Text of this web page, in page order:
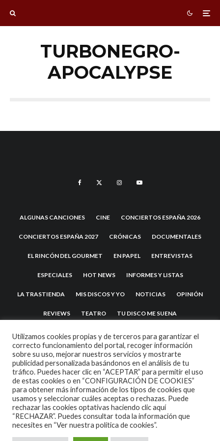
TURBONEGRO-
APOCALYPSE
ALGUNAS CANCIONES CINE CONCIERTOS ESPAÑA 2026
CONCIERTOS ESPAÑA 2027 CRÓNICAS DOCUMENTALES
EL RINCÓN DEL GOURMET EN PAPEL ENTREVISTAS
ESPECIALES HOT NEWS INFORMES Y LISTAS
LA TRASTIENDA MIS DISCOS Y YO NOTICIAS OPINIÓN
REVIEWS TEATRO TU DISCO ME SUENA
2007 COPYRIGHT -CODETIPITHEME
Utilizamos cookies propias y de terceros para garantizar el
correcto funcionamiento del portal, recoger información
sobre su uso, mejorar nuestros servicios y mostrarte
publicidad personalizada basándonos en el análisis de tu
tráfico. Puedes hacer clic en “ACEPTAR” para permitir el uso
de estas cookies o en “CONFIGURACIÓN DE COOKIES”
para obtener más información de los tipos de cookies que
usamos y seleccionar cuáles aceptas o rechazas. Puede
rechazar las cookies optativas haciendo clic aquí
“RECHAZAR”. Puedes consultar toda la información que
necesites en “Ver nuestra política de cookies”.